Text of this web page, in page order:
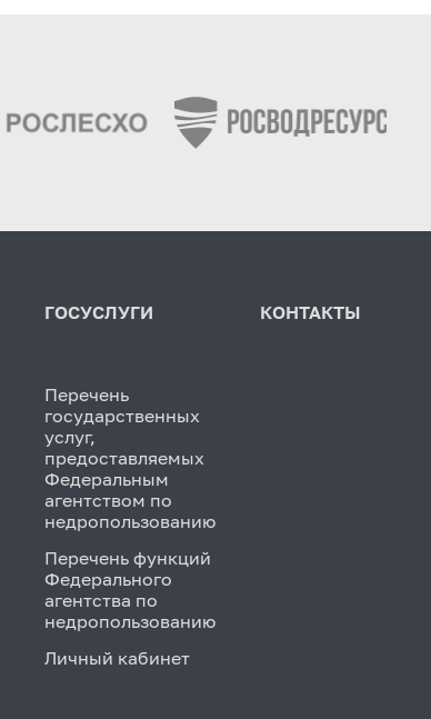
ГОСУСЛУГИ
Перечень
государственных
услуг,
предоставляемых
Федеральным
агентством по
недропользованию
Перечень функций
Федерального
агентства по
недропользованию
Личный кабинет
КОНТАКТЫ